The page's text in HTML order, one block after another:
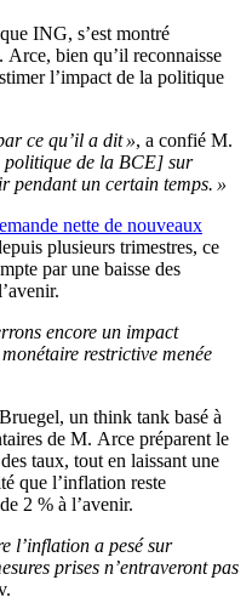
ING, s’est montré
Arce, bien qu’il reconnaisse
l’impact de la politique
ce qu’il a dit », a confié M.
politique de la BCE] sur
pendant un certain temps. »
nette de nouveaux
plusieurs trimestres, ce
par une baisse des
encore un impact
restrictive menée
un think tank basé à
de M. Arce préparent le
taux, tout en laissant une
que l’inflation reste
2 % à l’avenir.
l’inflation a pesé sur
prises n’entraveront pas